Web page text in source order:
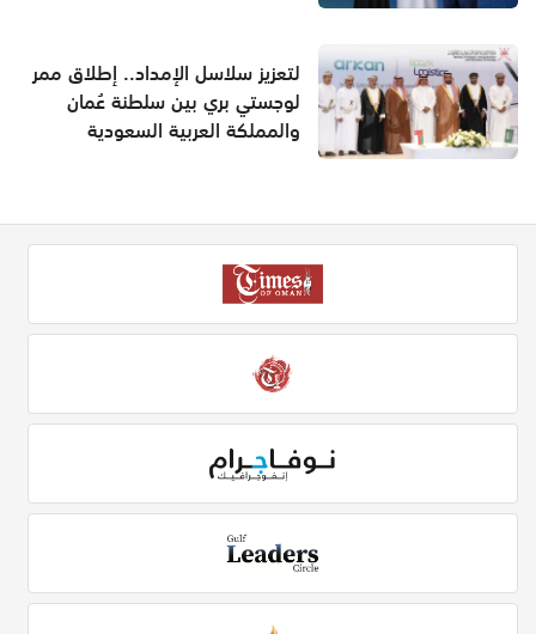
لتعزيز سلاسل الإمداد.. إطلاق ممر
لوجستي بري بين سلطنة عُمان
والمملكة العربية السعودية